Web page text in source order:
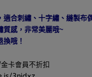
合刺繡、十字繡、縫製布
質感，非常美麗哦~
哦！
卡會員不折扣